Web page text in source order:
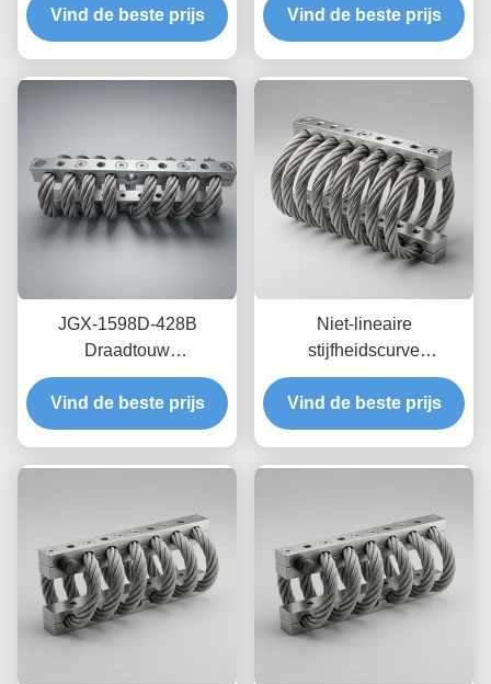
onderhoudsvrij, van
roestvrij staal
Vind de beste prijs
kruip-olievrije
wrijvingsdemping voor
Vind de beste prijs
JGX-1598D-428B
Draadtouw
Trillingsisolator Schimmel
Chemisch wasbestendige
isolatie van roestvrij staal
Vind de beste prijs
Niet-lineaire
stijfheidscurve
draadkabelisolator JGX-
2228D-665B
Milieuvriendelijke
Vind de beste prijs